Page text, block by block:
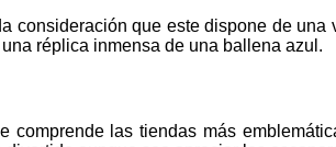
consideración que este dispone de
réplica inmensa de una ballena azul.
las tiendas más